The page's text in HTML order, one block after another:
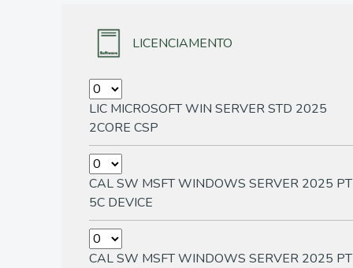
LICENCIAMENTO
LIC MICROSOFT WIN SERVER STD 2025
2CORE CSP
CAL SW MSFT WINDOWS SERVER 2025 PT
5C DEVICE
CAL SW MSFT WINDOWS SERVER 2025 PT